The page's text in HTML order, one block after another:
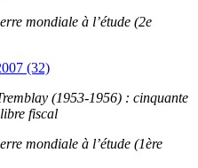
mondiale à l’étude (2e
(32)
(1953-1956) : cinquante
fiscal
mondiale à l’étude (1ère